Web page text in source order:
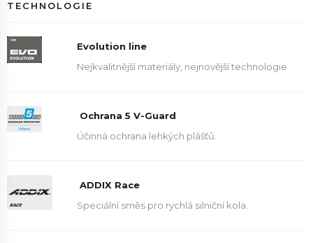
TECHNOLOGIE
Evolution line
Nejkvalitnější materiály, nejnovější technologie.
Ochrana 5 V-Guard
Účinná ochrana lehkých plášťů.
ADDIX Race
Speciální směs pro rychlá silniční kola.